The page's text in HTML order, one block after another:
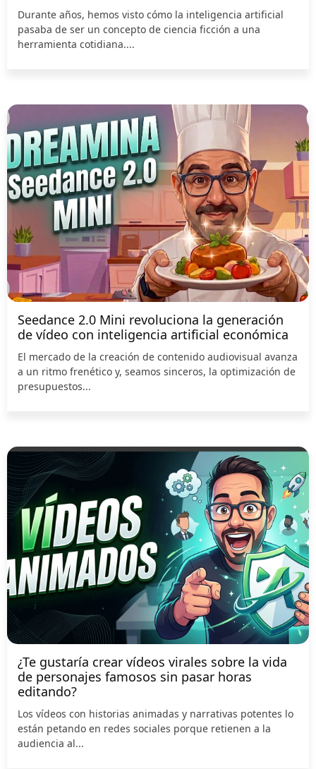
Durante años, hemos visto cómo la inteligencia artificial
pasaba de ser un concepto de ciencia ficción a una
herramienta cotidiana....
Seedance 2.0 Mini revoluciona la generación
de vídeo con inteligencia artificial económica
El mercado de la creación de contenido audiovisual avanza
a un ritmo frenético y, seamos sinceros, la optimización de
presupuestos...
¿Te gustaría crear vídeos virales sobre la vida
de personajes famosos sin pasar horas
editando?
Los vídeos con historias animadas y narrativas potentes lo
están petando en redes sociales porque retienen a la
audiencia al...